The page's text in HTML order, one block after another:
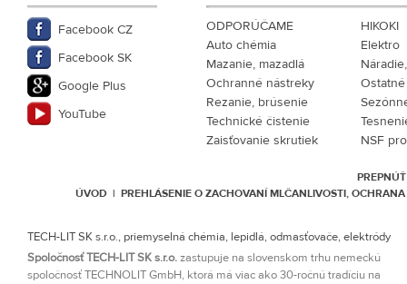
Facebook CZ
Facebook SK
Google Plus
YouTube
ODPORÚČAME
HIKOKI
Auto chémia
Elektro
Mazanie, mazadlá
Ochranné nástreky
Rezanie, brúsenie
Technické čistenie
Zaisťovanie skrutiek
NSF
ÚVOD |PREHLÁSENIE O ZACHOVANÍ MLČANLIVOSTI,
TECH-LIT SK s.r.o., priemyselná chémia, lepidlá, odmasťovače, elektródy
Spoločnosť TECH-LIT SK s.r.o.zastupuje na slovenskom trhu nemeckú
spoločnosť TECHNOLIT GmbH, ktorá má viac ako 30-ročnú tradíciu na